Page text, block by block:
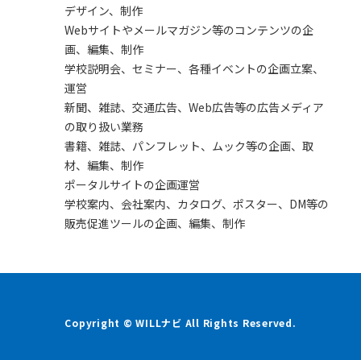
デザイン、制作
Webサイトやメールマガジン等のコンテンツの企
画、編集、制作
学校説明会、セミナー、各種イベントの企画立案、
運営
新聞、雑誌、交通広告、Web広告等の広告メディア
の取り扱い業務
書籍、雑誌、パンフレット、ムック等の企画、取
材、編集、制作
ポータルサイトの企画運営
学校案内、会社案内、カタログ、ポスター、DM等の
販売促進ツールの企画、編集、制作
Copyright © WILLナビ All Rights Reserved.